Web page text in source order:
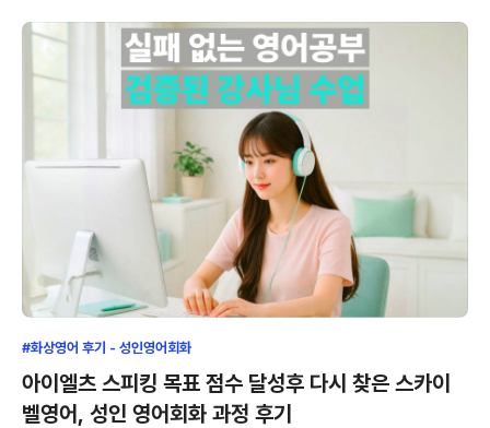
#화상영어 후기 - 성인영어회화
아이엘츠 스피킹 목표 점수 달성후 다시 찾은 스카이
벨영어, 성인 영어회화 과정 후기